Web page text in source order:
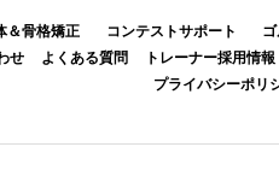
＆骨格矯正 コンテストサポート
せ よくある質問 トレーナー採用情報
プライバシーポリ